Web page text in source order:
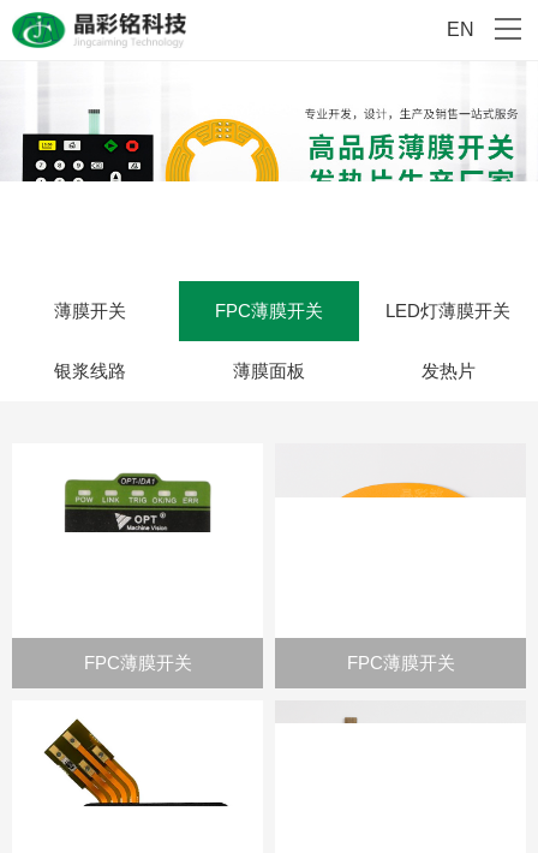
EN
薄膜开关 FPC薄膜开关 LED灯薄膜开关
银浆线路 薄膜面板 发热片
FPC薄膜开关 FPC薄膜开关